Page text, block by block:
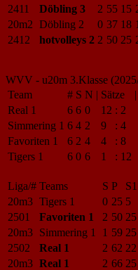
2411
Döbling 3 2 55 15
20m2 Döbling 2 0 37 18
2412
hotvolleys 2 2 50 25
WVV - u20m 3.Klasse
Team
# S N | Sätze |
Real 1
6 6 0 12 : 2
Simmering 1 6 4 2 9 : 4
Favoriten 1
6 2 4 4 : 8
Tigers 1
6 0 6 1 : 12
Liga/# Teams S P S1
20m3 Tigers 1 0 25 5
2501
Favoriten 1 2 50 25
20m3 Simmering 1 1 59 25
2502
Real 1 2 62 22
20m3 Real 1 2 66 25